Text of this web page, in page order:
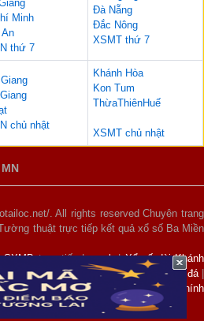
Minh
An
thứ 7
Đà Nẵng
Đắc Nông
XSMT thứ 7
chủ nhật
Khánh Hòa
Kon Tum
ThừaThiênHuế
XSMT chủ nhật
. All rights reserved Chuyên trang
thuật trực tiếp kết quả xổ số Ba Miền
SXMBtrực tiếp |xsmb|Xổ số đài Khánh
miền bắc hôm nay|lịch thi đấu bóng đá|
số vip |dự đoán xổ số miền trung chính
xsmb